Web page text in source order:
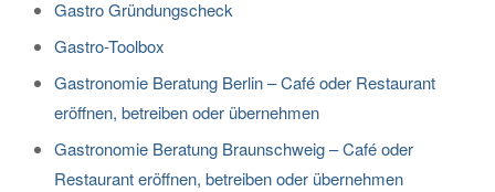
Gastro Gründungscheck
Gastro-Toolbox
Gastronomie Beratung Berlin – Café oder Restaurant
eröffnen, betreiben oder übernehmen
Gastronomie Beratung Braunschweig – Café oder
Restaurant eröffnen, betreiben oder übernehmen